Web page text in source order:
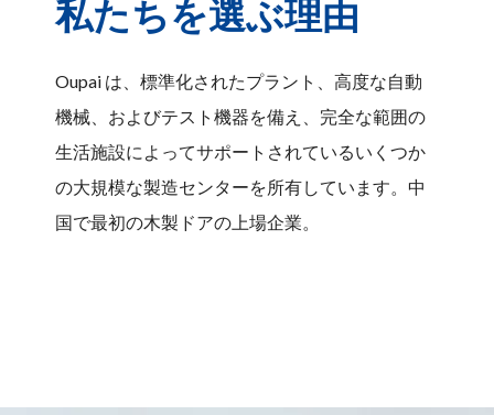
私たちを選ぶ理由
Oupai は、標準化されたプラント、高度な自動
機械、およびテスト機器を備え、完全な範囲の
生活施設によってサポートされているいくつか
の大規模な製造センターを所有しています。中
国で最初の木製ドアの上場企業。